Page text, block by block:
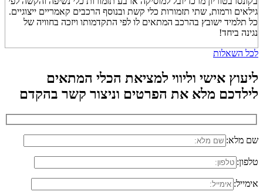
גילאים ורמות, שתי תזמורות כלי קשת ובנוסף הרכבים קאמריים ייצוגיים.
כל תלמיד ישובץ בהרכב המתאים לו לפי התקדמותו ויזכה בחוויה של
נגינה ביחד!
לכל השאלות
ליעוץ אישי וליווי למציאת הכלי המתאים
לילדכם מלא את הפרטים וניצור קשר בהקדם
שם מלא:
טלפון:
אימייל: